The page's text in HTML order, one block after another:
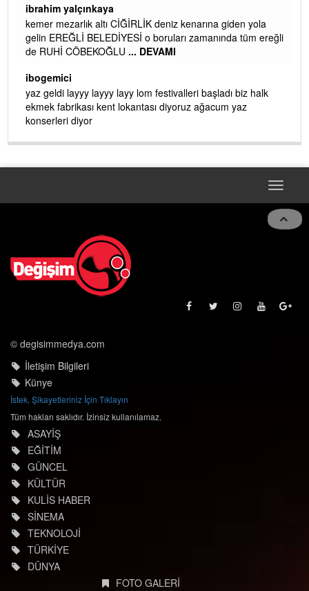
ibrahim yalçınkaya
kemer mezarlık altı CİĞİRLİK deniz kenarına giden yola
gelin EREĞLİ BELEDİYESİ o boruları zamanında tüm ereğli
de RUHİ CÖBEKOĞLU ... DEVAMI
ibogemici
yaz geldi layyy layyy layy lom festivalleri başladı biz halk
ekmek fabrikası kent lokantası diyoruz ağacum yaz
konserleri diyor
Toggle
© degisimmedya.com
İletişim Bilgileri
Künye
İstek, Şikayetleriniz İçin Tıklayın
Tüm hakları saklıdır. İzinsiz kullanılamaz.
ASAYİŞ
EĞİTİM
GÜNCEL
KÜLTÜR
KULİS HABER
SİNEMA
TEKNOLOJİ
TÜRKİYE
DÜNYA
FOTO GALERİ